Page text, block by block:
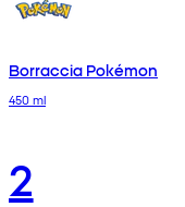
Borraccia Pokémon
450 ml
2